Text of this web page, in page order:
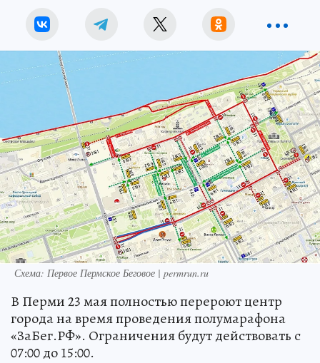
Схема: Первое Пермское Беговое | permrun.ru
В Перми 23 мая полностью перероют центр
города на время проведения полумарафона
«ЗаБег.РФ». Ограничения будут действовать с
07:00 до 15:00.